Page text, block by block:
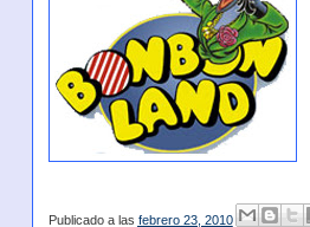
Publicado a las febrero 23, 2010